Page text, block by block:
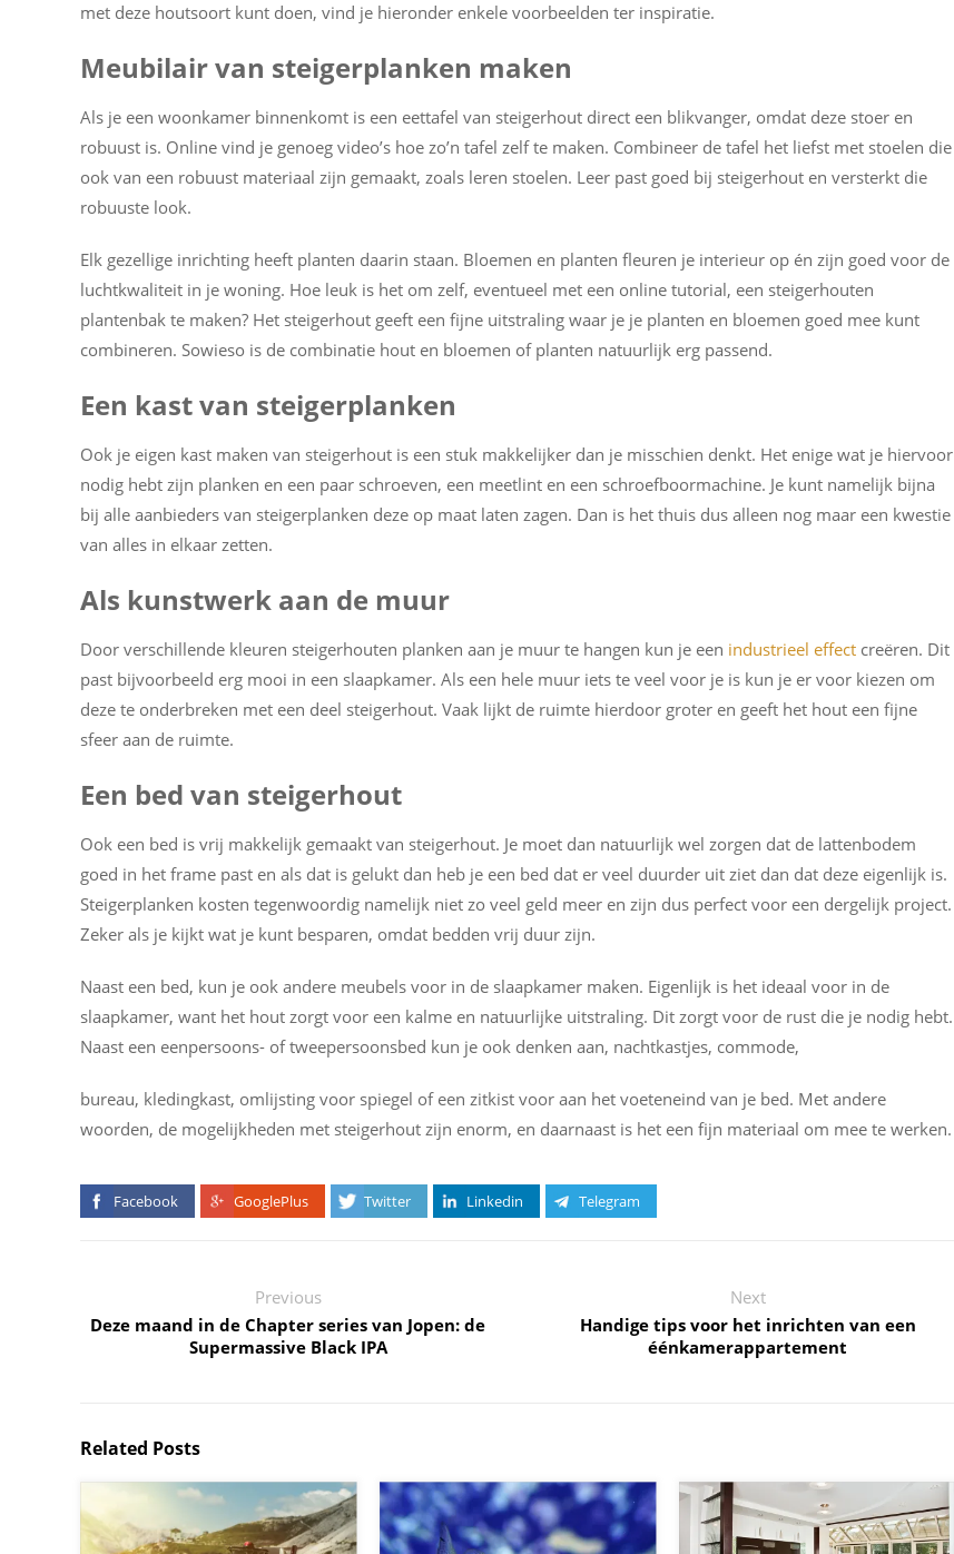
met deze houtsoort kunt doen, vind je hieronder enkele voorbeelden ter inspiratie.
Meubilair van steigerplanken maken
Als je een woonkamer binnenkomt is een eettafel van steigerhout direct een blikvanger, omdat deze stoer en
robuust is. Online vind je genoeg video’s hoe zo’n tafel zelf te maken. Combineer de tafel het liefst met stoelen die
ook van een robuust materiaal zijn gemaakt, zoals leren stoelen. Leer past goed bij steigerhout en versterkt die
robuuste look.
Elk gezellige inrichting heeft planten daarin staan. Bloemen en planten fleuren je interieur op én zijn goed voor de
luchtkwaliteit in je woning. Hoe leuk is het om zelf, eventueel met een online tutorial, een steigerhouten
plantenbak te maken? Het steigerhout geeft een fijne uitstraling waar je je planten en bloemen goed mee kunt
combineren. Sowieso is de combinatie hout en bloemen of planten natuurlijk erg passend.
Een kast van steigerplanken
Ook je eigen kast maken van steigerhout is een stuk makkelijker dan je misschien denkt. Het enige wat je hiervoor
nodig hebt zijn planken en een paar schroeven, een meetlint en een schroefboormachine. Je kunt namelijk bijna
bij alle aanbieders van steigerplanken deze op maat laten zagen. Dan is het thuis dus alleen nog maar een kwestie
van alles in elkaar zetten.
Als kunstwerk aan de muur
Door verschillende kleuren steigerhouten planken aan je muur te hangen kun je een industrieel effect creëren. Dit
past bijvoorbeeld erg mooi in een slaapkamer. Als een hele muur iets te veel voor je is kun je er voor kiezen om
deze te onderbreken met een deel steigerhout. Vaak lijkt de ruimte hierdoor groter en geeft het hout een fijne
sfeer aan de ruimte.
Een bed van steigerhout
Ook een bed is vrij makkelijk gemaakt van steigerhout. Je moet dan natuurlijk wel zorgen dat de lattenbodem
goed in het frame past en als dat is gelukt dan heb je een bed dat er veel duurder uit ziet dan dat deze eigenlijk is.
Steigerplanken kosten tegenwoordig namelijk niet zo veel geld meer en zijn dus perfect voor een dergelijk project.
Zeker als je kijkt wat je kunt besparen, omdat bedden vrij duur zijn.
Naast een bed, kun je ook andere meubels voor in de slaapkamer maken. Eigenlijk is het ideaal voor in de
slaapkamer, want het hout zorgt voor een kalme en natuurlijke uitstraling. Dit zorgt voor de rust die je nodig hebt.
Naast een eenpersoons- of tweepersoonsbed kun je ook denken aan, nachtkastjes, commode,
bureau, kledingkast, omlijsting voor spiegel of een zitkist voor aan het voeteneind van je bed. Met andere
woorden, de mogelijkheden met steigerhout zijn enorm, en daarnaast is het een fijn materiaal om mee te werken.
Facebook GooglePlus Twitter Linkedin Telegram
Previous
Deze maand in de Chapter series van Jopen: de
Supermassive Black IPA
Next
Handige tips voor het inrichten van een
éénkamerappartement
Related Posts